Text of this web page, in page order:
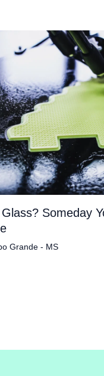
Someday
Grande - MS